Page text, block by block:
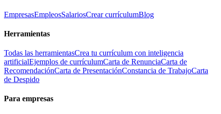
EmpresasEmpleosSalariosCrear currículumBlog
Herramientas
Todas las herramientasCrea tu currículum con inteligencia
artificialEjemplos de currículumCarta de RenunciaCarta de
RecomendaciónCarta de PresentaciónConstancia de TrabajoCarta
de Despido
Para empresas